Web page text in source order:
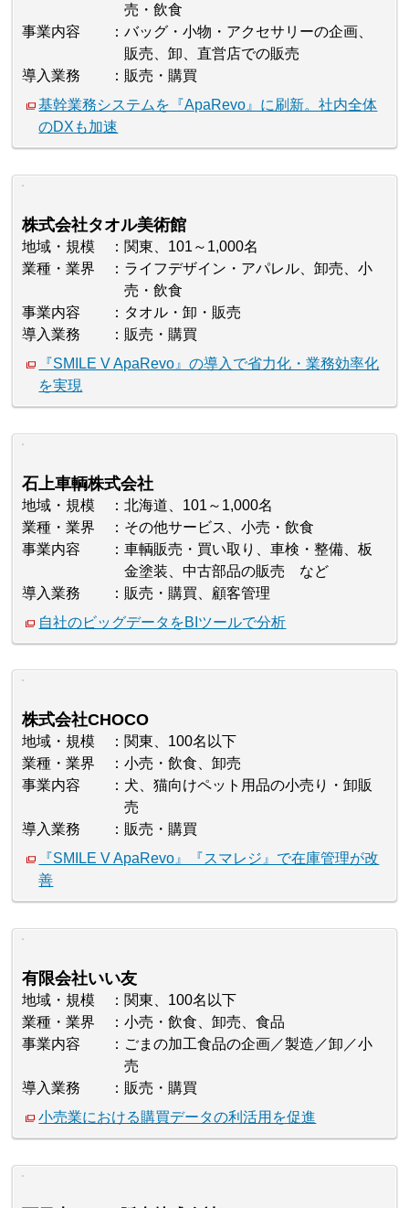
売・飲食
事業内容
バッグ・小物・アクセサリーの企画、
販売、卸、直営店での販売
導入業務
販売・購買
基幹業務システムを『ApaRevo』に刷新。社内全体
のDXも加速
株式会社タオル美術館
地域・規模
関東、101～1,000名
業種・業界
ライフデザイン・アパレル、卸売、小
売・飲食
事業内容
タオル・卸・販売
導入業務
販売・購買
『SMILE V ApaRevo』の導入で省力化・業務効率化
を実現
石上車輌株式会社
地域・規模
北海道、101～1,000名
業種・業界
その他サービス、小売・飲食
事業内容
車輌販売・買い取り、車検・整備、板
金塗装、中古部品の販売 など
導入業務
販売・購買、顧客管理
自社のビッグデータをBIツールで分析
株式会社CHOCO
地域・規模
関東、100名以下
業種・業界
小売・飲食、卸売
事業内容
犬、猫向けペット用品の小売り・卸販
売
導入業務
販売・購買
『SMILE V ApaRevo』『スマレジ』で在庫管理が改
善
有限会社いい友
地域・規模
関東、100名以下
業種・業界
小売・飲食、卸売、食品
事業内容
ごまの加工食品の企画／製造／卸／小
売
導入業務
販売・購買
小売業における購買データの利活用を促進